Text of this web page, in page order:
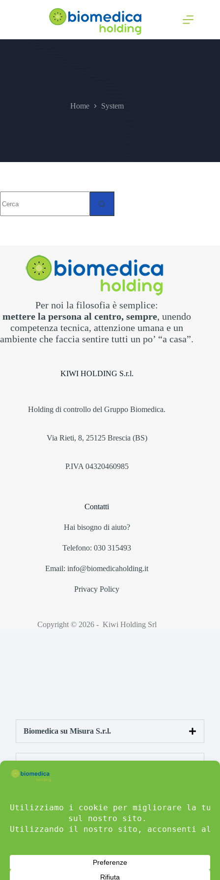
Home System
Per noi la filosofia è semplice:
mettere la persona al centro, sempre, unendo
competenza tecnica, attenzione umana e un
ambiente che faccia sentire tutti un po’ “a casa”.
KIWI HOLDING S.r.l.
Holding di controllo del Gruppo Biomedica.
Via Rieti, 8, 25125 Brescia (BS)
P.IVA 04320460985
Contatti
Hai bisogno di aiuto?
Telefono: 030 315493
Email: info@biomedicaholding.it
Privacy Policy
Copyright © 2026 - Kiwi Holding Srl
Biomedica su Misura S.r.l.
Biomedica Calabria S.r.l.
Biomedica Puglia S.r.l.